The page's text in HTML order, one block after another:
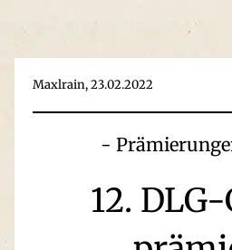
Maxlrain, 23.02.2022
-
12.